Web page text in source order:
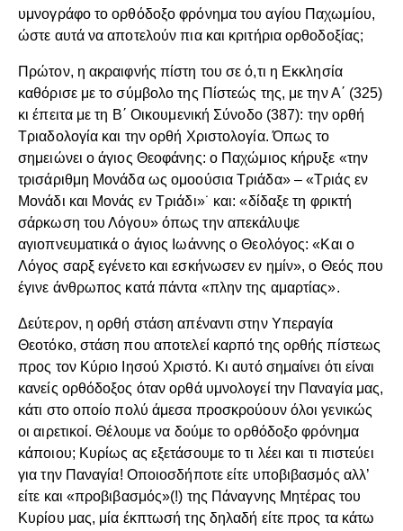
υμνογράφο το ορθόδοξο φρόνημα του αγίου Παχωμίου,
ώστε αυτά να αποτελούν πια και κριτήρια ορθοδοξίας;
Πρώτον, η ακραιφνής πίστη του σε ό,τι η Εκκλησία
καθόρισε με το σύμβολο της Πίστεώς της, με την Α΄ (325)
κι έπειτα με τη Β΄ Οικουμενική Σύνοδο (387): την ορθή
Τριαδολογία και την ορθή Χριστολογία. Όπως το
σημειώνει ο άγιος Θεοφάνης: ο Παχώμιος κήρυξε «την
τρισάριθμη Μονάδα ως ομοούσια Τριάδα» – «Τριάς εν
Μονάδι και Μονάς εν Τριάδι»˙ και: «δίδαξε τη φρικτή
σάρκωση του Λόγου» όπως την απεκάλυψε
αγιοπνευματικά ο άγιος Ιωάννης ο Θεολόγος: «Και ο
Λόγος σαρξ εγένετο και εσκήνωσεν εν ημίν», ο Θεός που
έγινε άνθρωπος κατά πάντα «πλην της αμαρτίας».
Δεύτερον, η ορθή στάση απέναντι στην Υπεραγία
Θεοτόκο, στάση που αποτελεί καρπό της ορθής πίστεως
προς τον Κύριο Ιησού Χριστό. Κι αυτό σημαίνει ότι είναι
κανείς ορθόδοξος όταν ορθά υμνολογεί την Παναγία μας,
κάτι στο οποίο πολύ άμεσα προσκρούουν όλοι γενικώς
οι αιρετικοί. Θέλουμε να δούμε το ορθόδοξο φρόνημα
κάποιου; Κυρίως ας εξετάσουμε το τι λέει και τι πιστεύει
για την Παναγία! Οποιοσδήποτε είτε υποβιβασμός αλλ’
είτε και «προβιβασμός»(!) της Πάναγνης Μητέρας του
Κυρίου μας, μία έκπτωσή της δηλαδή είτε προς τα κάτω